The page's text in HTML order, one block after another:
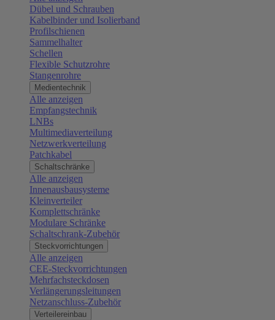
Dübel und Schrauben
Kabelbinder und Isolierband
Profilschienen
Sammelhalter
Schellen
Flexible Schutzrohre
Stangenrohre
Medientechnik
Alle anzeigen
Empfangstechnik
LNBs
Multimediaverteilung
Netzwerkverteilung
Patchkabel
Schaltschränke
Alle anzeigen
Innenausbausysteme
Kleinverteiler
Komplettschränke
Modulare Schränke
Schaltschrank-Zubehör
Steckvorrichtungen
Alle anzeigen
CEE-Steckvorrichtungen
Mehrfachsteckdosen
Verlängerungsleitungen
Netzanschluss-Zubehör
Verteilereinbau